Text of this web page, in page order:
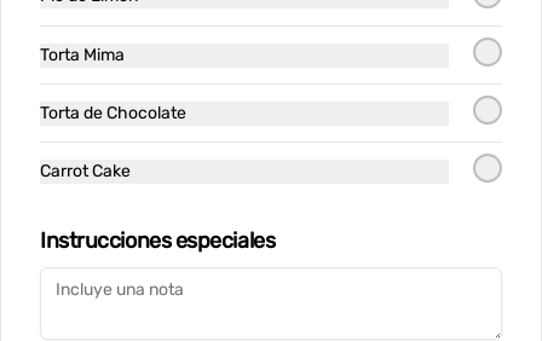
Wraps
palta, lechuga crujiente y aceitunas.
Torta Mima
Torta de Chocolate
Carrot Cake
Instrucciones especiales